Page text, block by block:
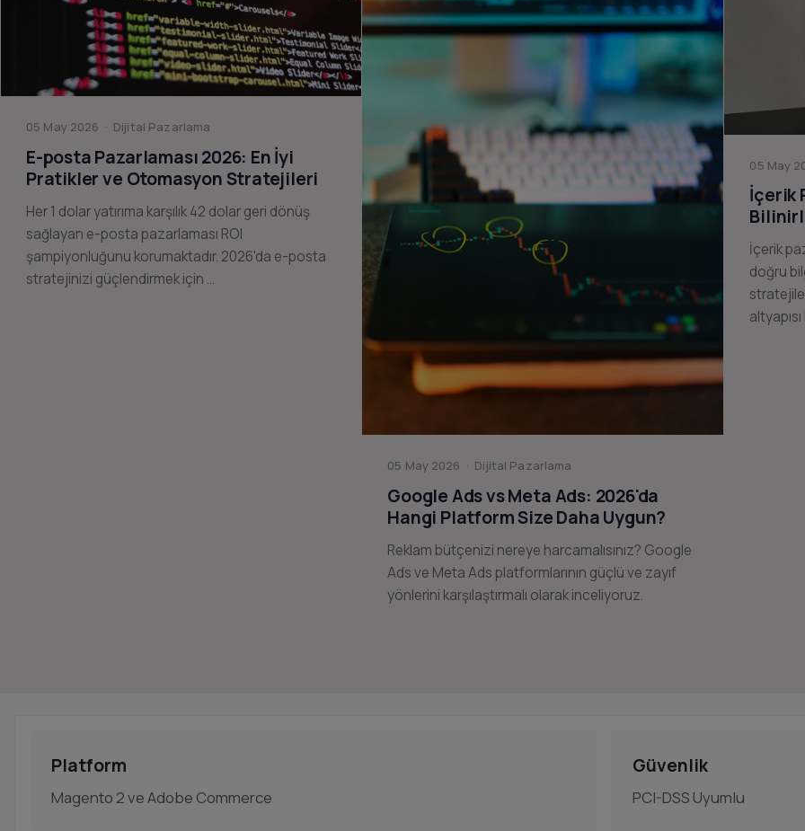
05 May 2026 · Dijital Pazarlama
E-posta Pazarlaması 2026: En İyi
Pratikler ve Otomasyon Stratejileri
Her 1 dolar yatırıma karşılık 42 dolar geri dönüş
sağlayan e-posta pazarlaması ROI
şampiyonluğunu korumaktadır. 2026'da e-posta
stratejinizi güçlendirmek için …
05 May 2026 · Dijital Pazarlama
Google Ads vs Meta Ads: 2026'da
Hangi Platform Size Daha Uygun?
Reklam bütçenizi nereye harcamalısınız? Google
Ads ve Meta Ads platformlarının güçlü ve zayıf
yönlerini karşılaştırmalı olarak inceliyoruz.
05 May
İçerik
İçerik
doğru
Platform
Magento 2 ve Adobe Commerce
Güvenlik
PCI-DSS Uyumlu